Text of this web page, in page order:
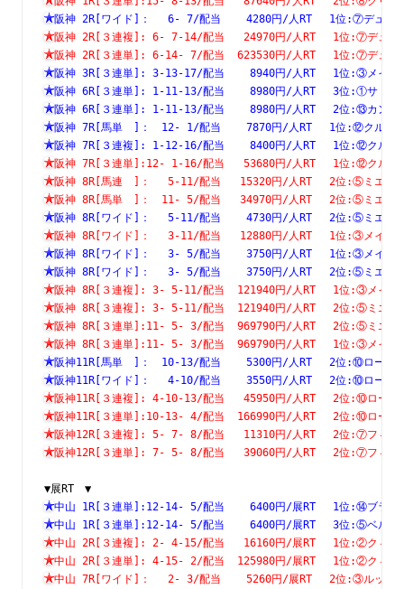
阪神 2R[ワイド]：　 6- 7/配当    4280円/人RT　
阪神 2R[３連複]: 6- 7-14/配当   24970円/人RT
阪神 2R[３連単]: 6-14- 7/配当  623530円/人RT
阪神 3R[３連単]: 3-13-17/配当    8940円/人RT　 1位
阪神 6R[３連単]: 1-11-13/配当    8980円/人RT　
阪神 6R[３連単]: 1-11-13/配当    8980円/人
阪神 7R[馬単　]：　12- 1/配当    7870円/人RT　 1
阪神 7R[３連複]: 1-12-16/配当    8400円/人RT　 1
阪神 7R[３連単]:12- 1-16/配当   53680円/人RT　 1
阪神 8R[馬連　]：　 5-11/配当   15320円/人RT　 2位
阪神 8R[馬単　]：　11- 5/配当   34970円/人RT　 2位
阪神 8R[ワイド]：　 5-11/配当    4730円/人RT　 2位
阪神 8R[ワイド]：　 3-11/配当   12880円/人RT　 1位
阪神 8R[ワイド]：　 3- 5/配当    3750円/人RT　 1位
阪神 8R[ワイド]：　 3- 5/配当    3750円/人RT　 2位
阪神 8R[３連複]: 3- 5-11/配当  121940円/人RT　 1位
阪神 8R[３連複]: 3- 5-11/配当  121940円/人RT　 2位
阪神 8R[３連単]:11- 5- 3/配当  969790円/人RT　 2位
阪神 8R[３連単]:11- 5- 3/配当  969790円/人RT　 1位
阪神11R[馬単　]：　10-13/配当    5300円/人RT　 2位:⑩ロードア
阪神11R[ワイド]：　 4-10/配当    3550円/人RT　 2位:⑩ロードア
阪神11R[３連複]: 4-10-13/配当   45950円/人RT　 2位:⑩ロードア
阪神11R[３連単]:10-13- 4/配当  166990円/人RT　 2位:⑩ロードア
阪神12R[３連複]: 5- 7- 8/配当   11310円/人RT　 2位:⑦フィアー
阪神12R[３連単]: 7- 5- 8/配当   39060円/人RT　 2位:⑦フィアー
▼展RT　▼
中山 1R[３連単]:12-14- 5/配当    6400円/展RT　
中山 1R[３連単]:12-14- 5/配当    6400円/展RT
中山 2R[３連複]: 2- 4-15/配当   16160円/展RT　 1
中山 2R[３連単]: 4-15- 2/配当  125980円/展RT　 1
中山 7R[ワイド]：　 2- 3/配当    5260円/展RT　 2位:③ルックス